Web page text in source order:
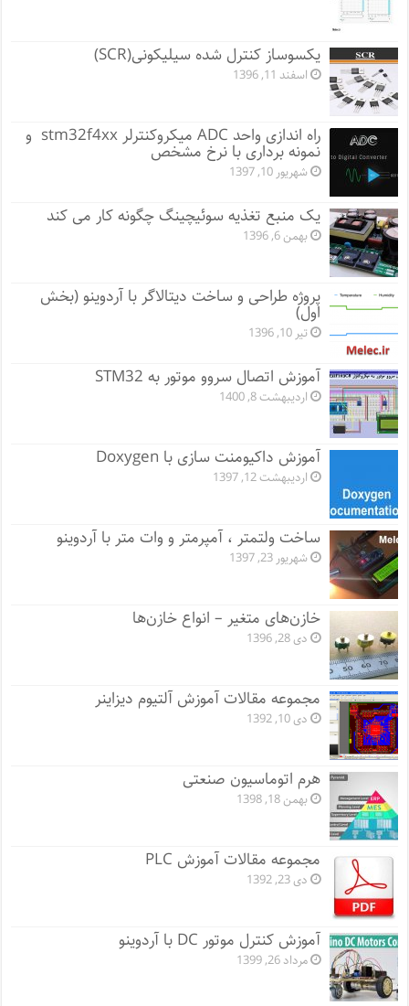
یکسوساز کنترل شده سیلیکونی(SCR)
اسفند 11, 1396
راه اندازی واحد ADC میکروکنترلر stm32f4xx و
نمونه برداری با نرخ مشخص
شهریور 10, 1397
یک منبع تغذیه سوئیچینگ چگونه کار می کند
بهمن 6, 1396
پروژه طراحی و ساخت دیتالاگر با آردوینو (بخش
اول)
تیر 10, 1396
آموزش اتصال سروو موتور به STM32
اردیبهشت 8, 1400
آموزش داکیومنت سازی با Doxygen
اردیبهشت 12, 1397
ساخت ولتمتر ، آمپرمتر و وات متر با آردوینو
شهریور 23, 1397
خازن‌های متغیر – انواع خازن‌ها
دی 28, 1396
مجموعه مقالات آموزش آلتیوم دیزاینر
دی 10, 1392
هرم اتوماسیون صنعتی
بهمن 18, 1398
مجموعه مقالات آموزش PLC
دی 23, 1392
آموزش کنترل موتور DC با آردوینو
مرداد 26, 1399